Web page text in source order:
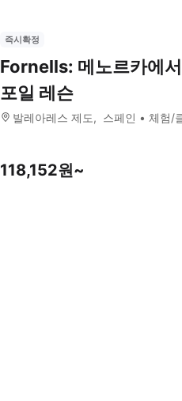
즉시확정
Fornells: 메노르카에
포일 레슨
발레아레스 제도 스페인 체험/
118,152원~